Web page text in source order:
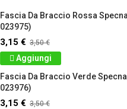
Fascia Da Braccio Rossa
023975)
3,15 € 3,50 €
Aggiungi
Fascia Da Braccio Verde
023976)
3,15 € 3,50 €